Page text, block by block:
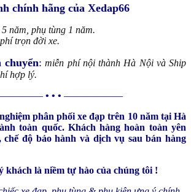
chính hãng của Xedap66
năm, phụ tùng 1 năm.
trọn đời xe.
: miễn phí nội thành Hà Nội và Ship
hợp lý.
• • • ——————
phân phối xe đạp trên 10 năm tại Hà
toàn quốc. Khách hàng hoàn toàn yên
chế độ bảo hành và dịch vụ sau bán hàng
khách là niềm tự hào của chúng tôi !